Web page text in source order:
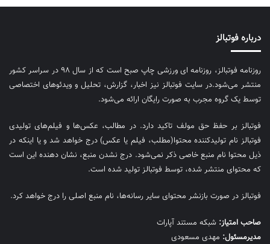
درباره فوتبالز
روزنامه فوتبالز، روزنامه ای ورزشی چاپ صبح است که از سال ۹۸ در سراسر کشور
منتشر می‌شود.در سایت فوتبالز نیز اخبار، گزارش، تحلیل و ویدئوهای اختصاصی
توسط یک گروه مجرب به صورت رایگان ارائه می‌شود.
فوتبالز بر حفظ حق مولف تاکید دارد. در مطالب، عکس‌ها و فیلم‌های تولیدی
فوتبالز نام تولیدکننده محتوا(مطلب، فیلم یا عکس) درج خواهد شد و یا اینکه در
ذیل محتوا نام منبع خاصی ذکر نمی‌‎شود. درج نشدن منبع، نشان دهنده این است
که محتوای منتشر شده، توسط فوتبالز تولید شده است.
فوتبالز در صورت بازنشر محتوای سایر رسانه‌ها، نام منبع اصلی را درج خواهد کرد.
صاحب امتیاز: شبکه مستند آپارات
مديرمسئول: مهدی مسعودی